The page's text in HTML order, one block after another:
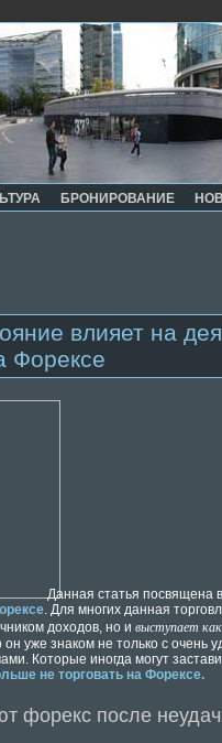
БРОНИРОВАНИЕ
влияет на
Форексе
Данная статья посвящена
. Для многих данная
доходов, но и выступает
он уже знаком не только с очень
Которые иногда могут
не торговать на Форексе.
форекс после